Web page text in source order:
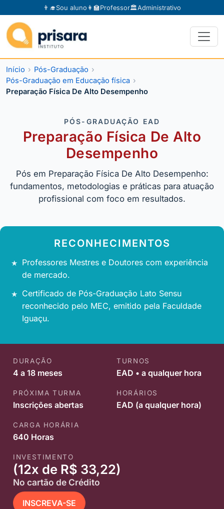
👨‍🎓Sou aluno 👩‍🏫Professor🏛️Administrativo
Início
Pós-Graduação
Pós-Graduação em Educação física
Preparação Física De Alto Desempenho
PÓS-GRADUAÇÃO EAD
Preparação Física De Alto
Desempenho
Pós em Preparação Física De Alto Desempenho:
fundamentos, metodologias e práticas para atuação
profissional com foco em resultados.
RECONHECIMENTOS
Professores Mestres e Doutores com experiência
de mercado.
Certificado de Pós-Graduação Lato Sensu
reconhecido pelo MEC, emitido pela Faculdade
Iguaçu.
DURAÇÃO
4 a 18 meses
TURNOS
EAD • a qualquer hora
PRÓXIMA TURMA
Inscrições abertas
HORÁRIOS
EAD (a qualquer hora)
CARGA HORÁRIA
640 Horas
INVESTIMENTO
(12x de R$ 33,22)
No cartão de Crédito
INSCREVA-SE